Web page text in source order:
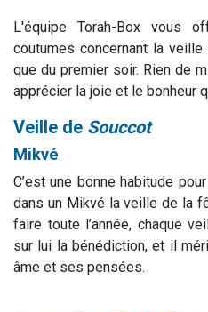
L'équipe Torah-Box vous
coutumes concernant la
que du premier soir. Rien de
apprécier la joie et le bonheur
Veille de Souccot
Mikvé
C’est une bonne habitude
dans un Mikvé la veille de la
faire toute l’année, chaque
sur lui la bénédiction, et il
âme et ses pensées.